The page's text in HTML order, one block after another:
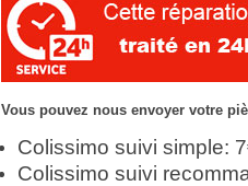
Vous pouvez nous envoyer votre
Colissimo suivi simple:
Colissimo suivi